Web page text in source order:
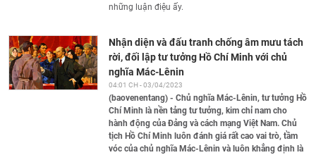
những luận điệu ấy.
Nhận diện và đấu tranh chống âm mưu tách
rời, đối lập tư tưởng Hồ Chí Minh với chủ
nghĩa Mác-Lênin
04:01 CH - 03/04/2023
(baovenentang) - Chủ nghĩa Mác-Lênin, tư tưởng Hồ
Chí Minh là nền tảng tư tưởng, kim chỉ nam cho
hành động của Đảng và cách mạng Việt Nam. Chủ
tịch Hồ Chí Minh luôn đánh giá rất cao vai trò, tầm
vóc của chủ nghĩa Mác-Lênin và luôn khẳng định là